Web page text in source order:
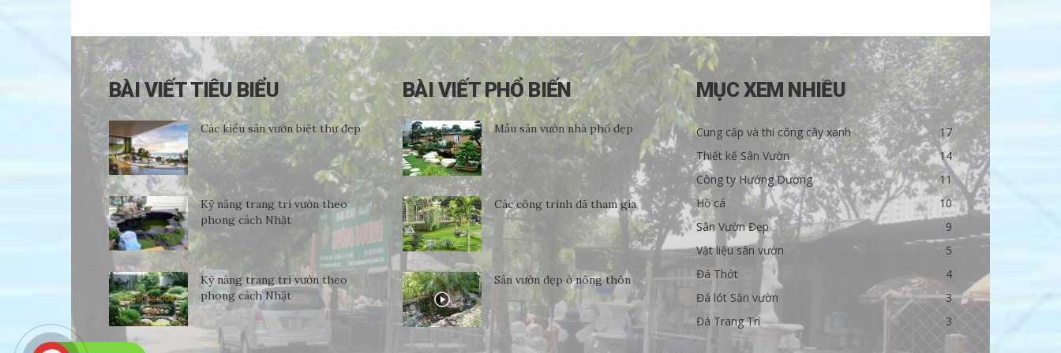
BÀI VIẾT TIÊU BIỂU
Các kiểu sân vườn biệt thự đẹp
Kỹ năng trang trí vườn theo
phong cách Nhật
Kỹ năng trang trí vườn theo
phong cách Nhật
BÀI VIẾT PHỔ BIẾN
Mẫu sân vườn nhà phố đẹp
Các công trình đã tham gia
Sân vườn đẹp ở nông thôn
MỤC XEM NHIỀU
Cung cấp và thi công cây xanh
17
Thiết kế Sân Vườn
14
Công ty Hướng Dương
11
Hồ cá
10
Sân Vườn Đẹp
9
Vật liệu sân vườn
5
Đá Thớt
4
Đá lót Săn vườn
3
Đá Trang Trí
3